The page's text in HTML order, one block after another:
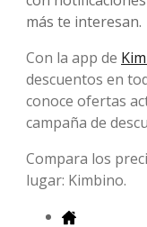
más te interesan.
Con la app de
descuentos en
conoce ofertas
campaña de
Compara los
lugar: Kimbino.